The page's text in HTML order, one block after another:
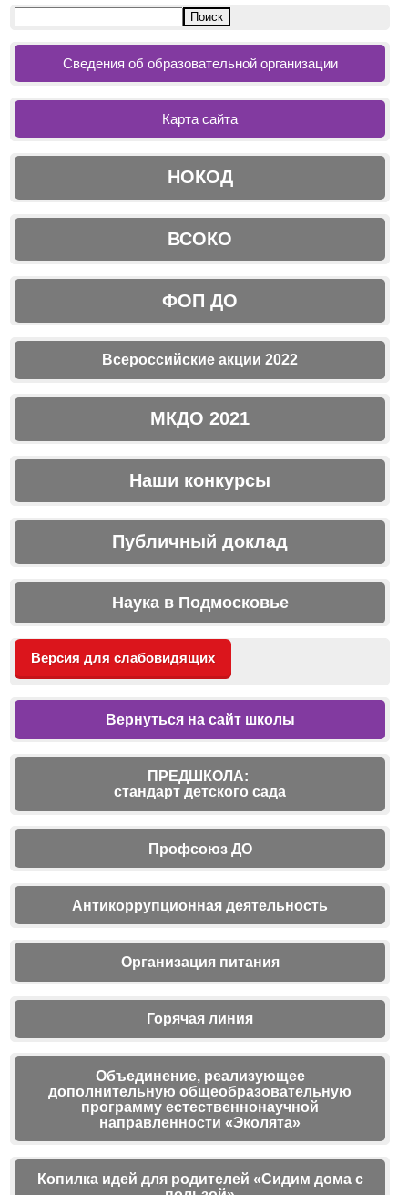
Сведения об образовательной организации
Карта сайта
НОКОД
ВСОКО
ФОП ДО
Всероссийские акции 2022
МКДО 2021
Наши конкурсы
Публичный доклад
Наука в Подмосковье
Версия для слабовидящих
Вернуться на сайт школы
ПРЕДШКОЛА:
стандарт детского сада
Профсоюз ДО
Антикоррупционная деятельность
Организация питания
Горячая линия
Объединение, реализующее
дополнительную общеобразовательную
программу естественнонаучной
направленности «Эколята»
Копилка идей для родителей «Сидим дома с